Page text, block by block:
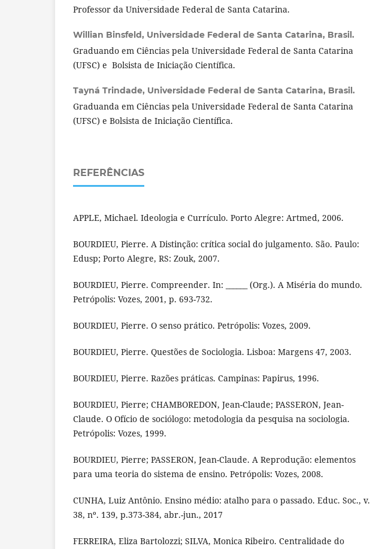
Professor da Universidade Federal de Santa Catarina.
Willian Binsfeld, Universidade Federal de Santa Catarina, Brasil.
Graduando em Ciências pela Universidade Federal de Santa Catarina
(UFSC) e Bolsista de Iniciação Científica.
Tayná Trindade, Universidade Federal de Santa Catarina, Brasil.
Graduanda em Ciências pela Universidade Federal de Santa Catarina
(UFSC) e Bolsista de Iniciação Científica.
REFERÊNCIAS
APPLE, Michael. Ideologia e Currículo. Porto Alegre: Artmed, 2006.
BOURDIEU, Pierre. A Distinção: crítica social do julgamento. São. Paulo:
Edusp; Porto Alegre, RS: Zouk, 2007.
BOURDIEU, Pierre. Compreender. In: ______ (Org.). A Miséria do mundo.
Petrópolis: Vozes, 2001, p. 693-732.
BOURDIEU, Pierre. O senso prático. Petrópolis: Vozes, 2009.
BOURDIEU, Pierre. Questões de Sociologia. Lisboa: Margens 47, 2003.
BOURDIEU, Pierre. Razões práticas. Campinas: Papirus, 1996.
BOURDIEU, Pierre; CHAMBOREDON, Jean-Claude; PASSERON, Jean-
Claude. O Ofício de sociólogo: metodologia da pesquisa na sociologia.
Petrópolis: Vozes, 1999.
BOURDIEU, Pierre; PASSERON, Jean-Claude. A Reprodução: elementos
para uma teoria do sistema de ensino. Petrópolis: Vozes, 2008.
CUNHA, Luiz Antônio. Ensino médio: atalho para o passado. Educ. Soc., v.
38, nº. 139, p.373-384, abr.-jun., 2017
FERREIRA, Eliza Bartolozzi; SILVA, Monica Ribeiro. Centralidade do